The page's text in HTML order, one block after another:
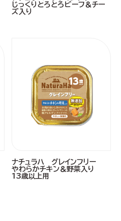
じっくりとろとろビーフ＆チー
ズ入り
ナチュラハ グレインフリー
やわらかチキン＆野菜入り
13歳以上用